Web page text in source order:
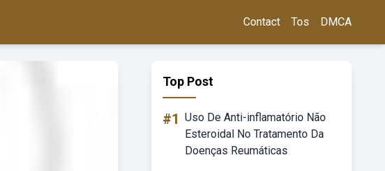
Contact Tos DMCA
Top Post
#1 Uso De Anti-inflamatório Não
Esteroidal No Tratamento Da
Doenças Reumáticas